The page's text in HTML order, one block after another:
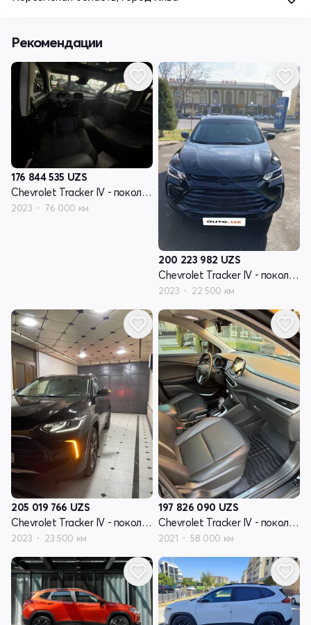
Рекомендации
176 844 535 UZS
Chevrolet Tracker IV - поколение
2023 76 000 км
200 223 982 UZS
Chevrolet Tracker IV - поколение
2023 22 500 км
205 019 766 UZS
Chevrolet Tracker IV - поколение
2023 23 500 км
197 826 090 UZS
Chevrolet Tracker IV - поколение
2021 58 000 км